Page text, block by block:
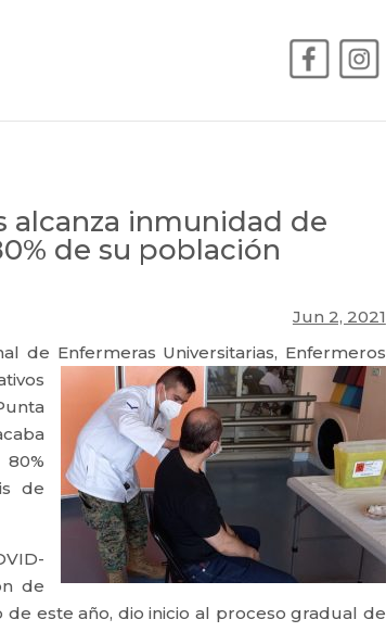
alcanza inmunidad de
de su población
Jun 2, 2021
de Enfermeras Universitarias, Enfermeros
de
de
este año, dio inicio al proceso gradual de